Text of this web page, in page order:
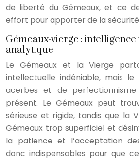
de liberté du Gémeaux, et ce
effort pour apporter de la
Gémeaux-vierge :
analytique
Le Gémeaux et la Vierge
intellectuelle indéniable, mais le
acerbes et de
présent. Le Gémeaux peut
sérieuse et rigide, tandis que la
Gémeaux trop superficiel et
la patience et l’acceptation
donc indispensables pour que